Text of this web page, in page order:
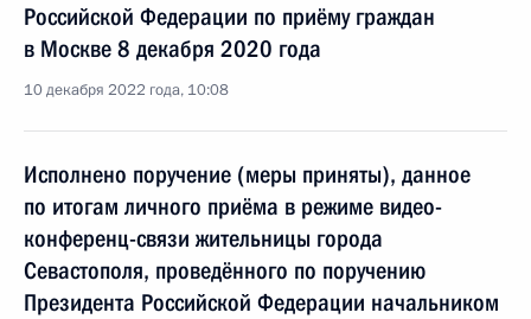
Российской Федерации по приёму граждан
в Москве 8 декабря 2020 года
10 декабря 2022 года, 10:08
Исполнено поручение (меры приняты), данное
по итогам личного приёма в режиме видео-
конференц-связи жительницы города
Севастополя, проведённого по поручению
Президента Российской Федерации начальником